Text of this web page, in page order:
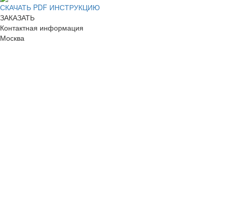
СКАЧАТЬ PDF ИНСТРУКЦИЮ
ЗАКАЗАТЬ
Контактная информация
Москва